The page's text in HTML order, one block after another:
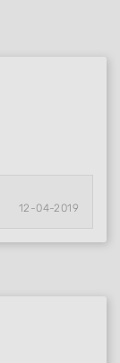
12-04-2019